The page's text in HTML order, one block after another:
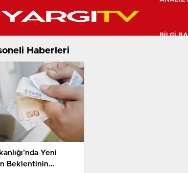
BILGI
Haberleri
Yeni
Beklentinin